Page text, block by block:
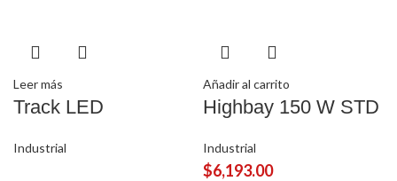
Leer más
Track LED
Industrial
Añadir al carrito
Highbay 150 W STD
Industrial
$6,193.00